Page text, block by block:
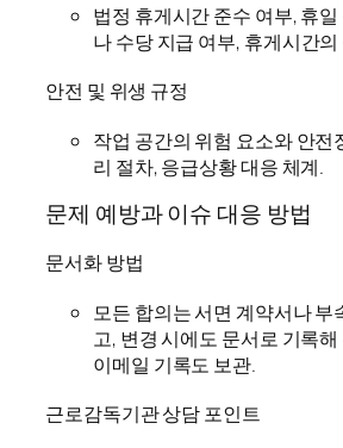
법정 휴게시간 준수 여부, 휴
나 수당 지급 여부, 휴게시간
안전 및 위생 규정
작업 공간의 위험 요소와 안전
리 절차, 응급상황 대응 체계.
문제 예방과 이슈 대응 방법
문서화 방법
모든 합의는 서면 계약서나 부
고, 변경 시에도 문서로 기록
이메일 기록도 보관.
근로감독기관 상담 포인트